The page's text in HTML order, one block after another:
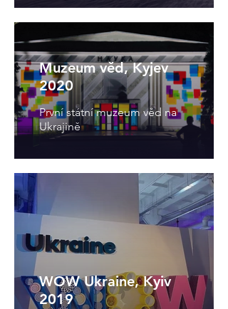
Muzeum věd, Kyjev
2020
První státní muzeum věd na
Ukrajině
WOW Ukraine, Kyiv
2019